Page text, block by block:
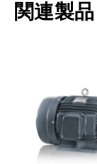
関連製品